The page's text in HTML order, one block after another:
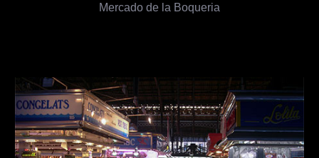
Mercado de la Boqueria